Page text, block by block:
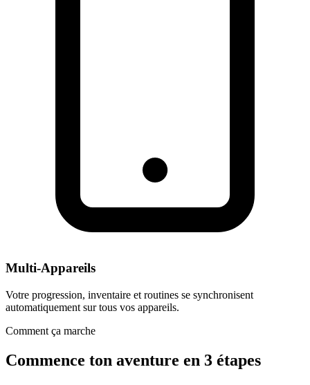
Multi-Appareils
Votre progression, inventaire et routines se synchronisent
automatiquement sur tous vos appareils.
Comment ça marche
Commence ton aventure en 3 étapes